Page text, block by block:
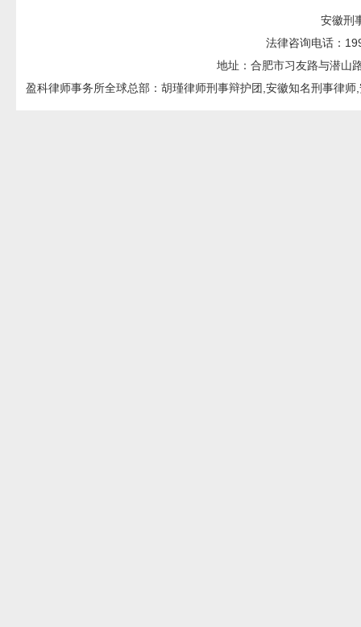
安徽刑
法律咨询电话：
地址：合肥市习友路与潜山
盈科律师事务所全球总部：胡瑾律师刑事辩护团,安徽知名刑事律